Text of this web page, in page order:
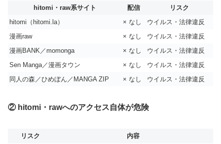
hitomi・raw系サイト 配信
リスク
hitomi（hitomi.la）
× なし
ウイルス・法律違反
漫画raw
× なし
ウイルス・法律違反
漫画BANK／momonga
× なし
ウイルス・法律違反
Sen Manga／漫画タウン
× なし
ウイルス・法律違反
同人の森／ひめぼん／MANGA ZIP
× なし ウイルス・法律違反
② hitomi・rawへのアクセス自体が危険
リスク 内容